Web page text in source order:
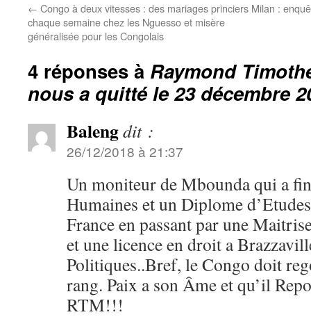
← Congo à deux vitesses : des mariages princiers
chaque semaine chez les Nguesso et misère
généralisée pour les Congolais
Milan :
4 réponses à Raymond
nous a quitté le 23 décembre
Balengdit :
26/12/2018 à 21:37
Un moniteur de Mbounda qui a
Humaines et un Diplome
France en passant par une
et une licence en droit a
Politiques..Bref, le Congo doit
rang. Paix a son Âme et qu’il
RTM!!!